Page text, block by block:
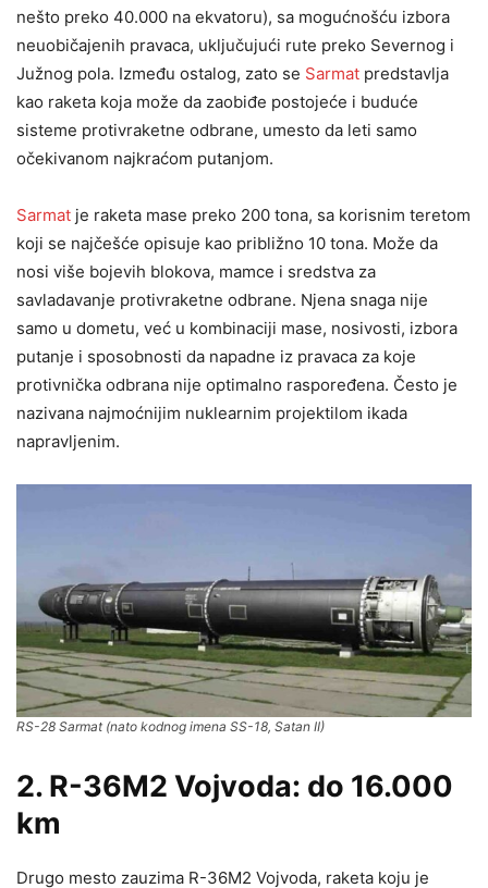
nešto preko 40.000 na ekvatoru), sa mogućnošću izbora
neuobičajenih pravaca, uključujući rute preko Severnog i
Južnog pola. Između ostalog, zato se Sarmat predstavlja
kao raketa koja može da zaobiđe postojeće i buduće
sisteme protivraketne odbrane, umesto da leti samo
očekivanom najkraćom putanjom.
Sarmat je raketa mase preko 200 tona, sa korisnim teretom
koji se najčešće opisuje kao približno 10 tona. Može da
nosi više bojevih blokova, mamce i sredstva za
savladavanje protivraketne odbrane. Njena snaga nije
samo u dometu, već u kombinaciji mase, nosivosti, izbora
putanje i sposobnosti da napadne iz pravaca za koje
protivnička odbrana nije optimalno raspoređena. Često je
nazivana najmoćnijim nuklearnim projektilom ikada
napravljenim.
RS-28 Sarmat (nato kodnog imena SS-18, Satan II)
2. R-36M2 Vojvoda: do 16.000
km
Drugo mesto zauzima R-36M2 Vojvoda, raketa koju je